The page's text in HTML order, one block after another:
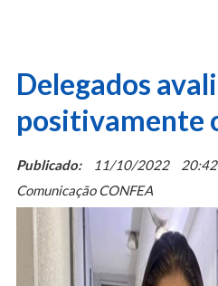
Delegados
positivamente
Publicado:11/10/2022
Comunicação CONFEA